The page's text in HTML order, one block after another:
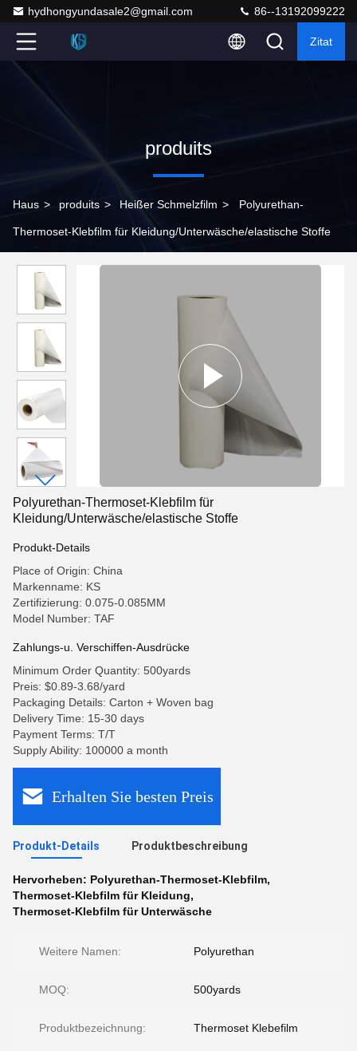
hydhongyundasale2@gmail.com 86--13192099222
Zitat
produits
Haus > produits > Heißer Schmelzfilm > Polyurethan-
Thermoset-Klebfilm für Kleidung/Unterwäsche/elastische Stoffe
Polyurethan-Thermoset-Klebfilm für
Kleidung/Unterwäsche/elastische Stoffe
Produkt-Details
Place of Origin: China
Markenname: KS
Zertifizierung: 0.075-0.085MM
Model Number: TAF
Zahlungs-u. Verschiffen-Ausdrücke
Minimum Order Quantity: 500yards
Preis: $0.89-3.68/yard
Packaging Details: Carton + Woven bag
Delivery Time: 15-30 days
Payment Terms: T/T
Supply Ability: 100000 a month
Erhalten Sie besten Preis
Produkt-Details Produktbeschreibung
Hervorheben: Polyurethan-Thermoset-Klebfilm,
Thermoset-Klebfilm für Kleidung,
Thermoset-Klebfilm für Unterwäsche
Weitere Namen: Polyurethan
MOQ: 500yards
Produktbezeichnung: Thermoset Klebefilm